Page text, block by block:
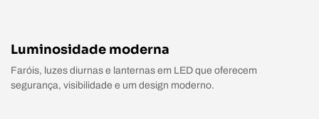
Luminosidade moderna
Faróis, luzes diurnas e lanternas em LED que oferecem
segurança, visibilidade e um design moderno.